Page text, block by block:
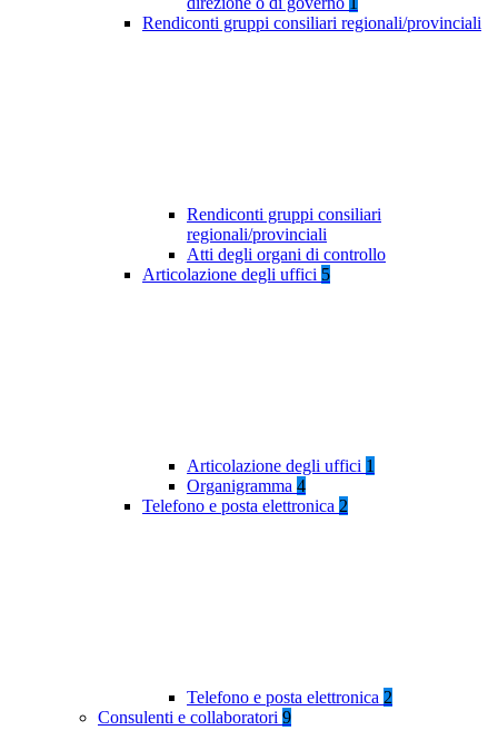
Rendiconti gruppi consiliari regionali/provinciali
Rendiconti gruppi consiliari
regionali/provinciali
Atti degli organi di controllo
Articolazione degli uffici 5
Articolazione degli uffici 1
Organigramma 4
Telefono e posta elettronica 2
Telefono e posta elettronica 2
Consulenti e collaboratori 9